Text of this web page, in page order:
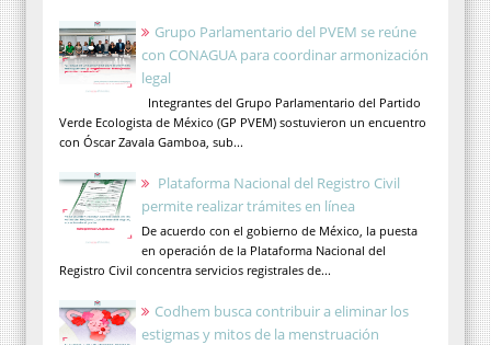
Grupo Parlamentario del PVEM se reúne
con CONAGUA para coordinar armonización
legal
Integrantes del Grupo Parlamentario del Partido
Verde Ecologista de México (GP PVEM) sostuvieron un encuentro
con Óscar Zavala Gamboa, sub...
Plataforma Nacional del Registro Civil
permite realizar trámites en línea
De acuerdo con el gobierno de México, la puesta
en operación de la Plataforma Nacional del
Registro Civil concentra servicios registrales de...
Codhem busca contribuir a eliminar los
estigmas y mitos de la menstruación